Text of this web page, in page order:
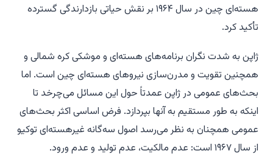
هسته‌ای چین در سال ۱۹۶۴ بر نقش حیاتی بازدارندگی گسترده
تأکید کرد.
ژاپن به شدت نگران برنامه‌های هسته‌ای و موشکی کره شمالی و
همچنین تقویت و مدرن‌سازی نیروهای هسته‌ای چین است. اما
بحث‌های عمومی در ژاپن عمدتاً حول این مسائل می‌چرخد تا
اینکه به طور مستقیم به آنها بپردازد. فرض اساسی اکثر بحث‌های
عمومی همچنان به نظر می‌رسد اصول سه‌گانه غیرهسته‌ای توکیو
از سال ۱۹۶۷ است: عدم مالکیت، عدم تولید و عدم ورود.